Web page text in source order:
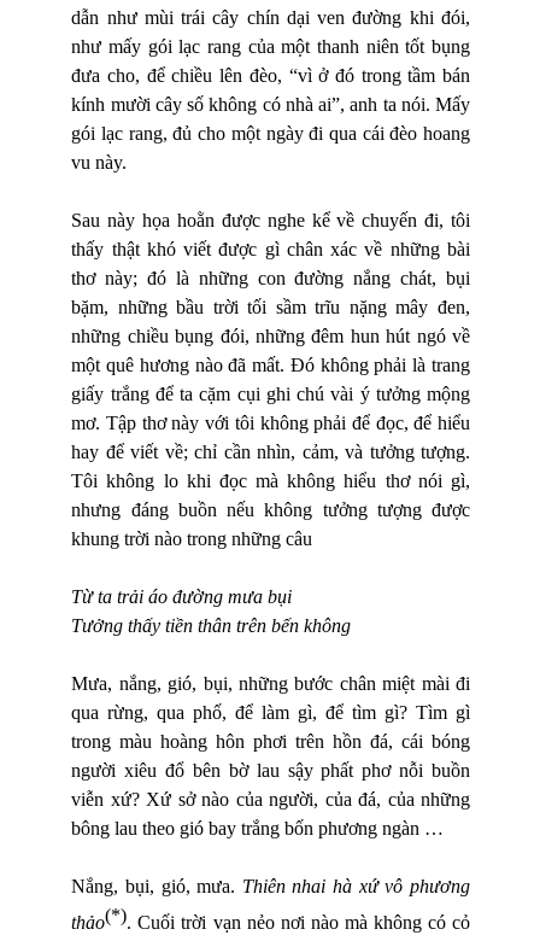
dẫn như mùi trái cây chín dại ven đường khi đói,
như mấy gói lạc rang của một thanh niên tốt bụng
đưa cho, để chiều lên đèo, “vì ở đó trong tầm bán
kính mười cây số không có nhà ai”, anh ta nói. Mấy
gói lạc rang, đủ cho một ngày đi qua cái đèo hoang
vu này.
Sau này họa hoằn được nghe kể về chuyến đi, tôi
thấy thật khó viết được gì chân xác về những bài
thơ này; đó là những con đường nắng chát, bụi
bặm, những bầu trời tối sầm trĩu nặng mây đen,
những chiều bụng đói, những đêm hun hút ngó về
một quê hương nào đã mất. Đó không phải là trang
giấy trắng để ta cặm cụi ghi chú vài ý tưởng mộng
mơ. Tập thơ này với tôi không phải để đọc, để hiểu
hay để viết về; chỉ cần nhìn, cảm, và tưởng tượng.
Tôi không lo khi đọc mà không hiểu thơ nói gì,
nhưng đáng buồn nếu không tưởng tượng được
khung trời nào trong những câu
Từ ta trải áo đường mưa bụi
Tưởng thấy tiền thân trên bến không
Mưa, nắng, gió, bụi, những bước chân miệt mài đi
qua rừng, qua phố, để làm gì, để tìm gì? Tìm gì
trong màu hoàng hôn phơi trên hồn đá, cái bóng
người xiêu đổ bên bờ lau sậy phất phơ nỗi buồn
viễn xứ? Xứ sở nào của người, của đá, của những
bông lau theo gió bay trắng bốn phương ngàn …
Nắng, bụi, gió, mưa. Thiên nhai hà xứ vô phương
thảo(*). Cuối trời vạn nẻo nơi nào mà không có cỏ